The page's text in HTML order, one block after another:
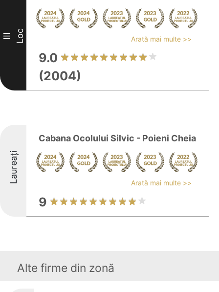
III Loc Arată mai multe >>
9.0
(2004)
Laureați
Cabana Ocolului Silvic - Poieni Cheia
Arată mai multe >>
9
Alte firme din zonă